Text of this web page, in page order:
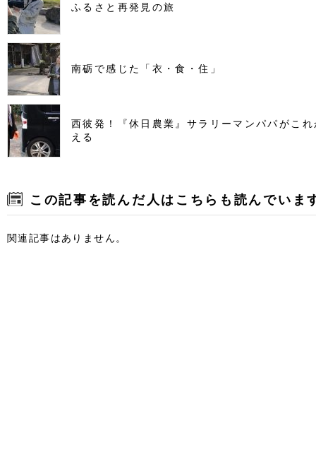
ふるさと再発見の旅
南砺で感じた「衣・食・住」
西彼発！『休日農業』サラリーマンパパがこ
える
この記事を読んだ人はこちらも読んでいま
関連記事はありません。